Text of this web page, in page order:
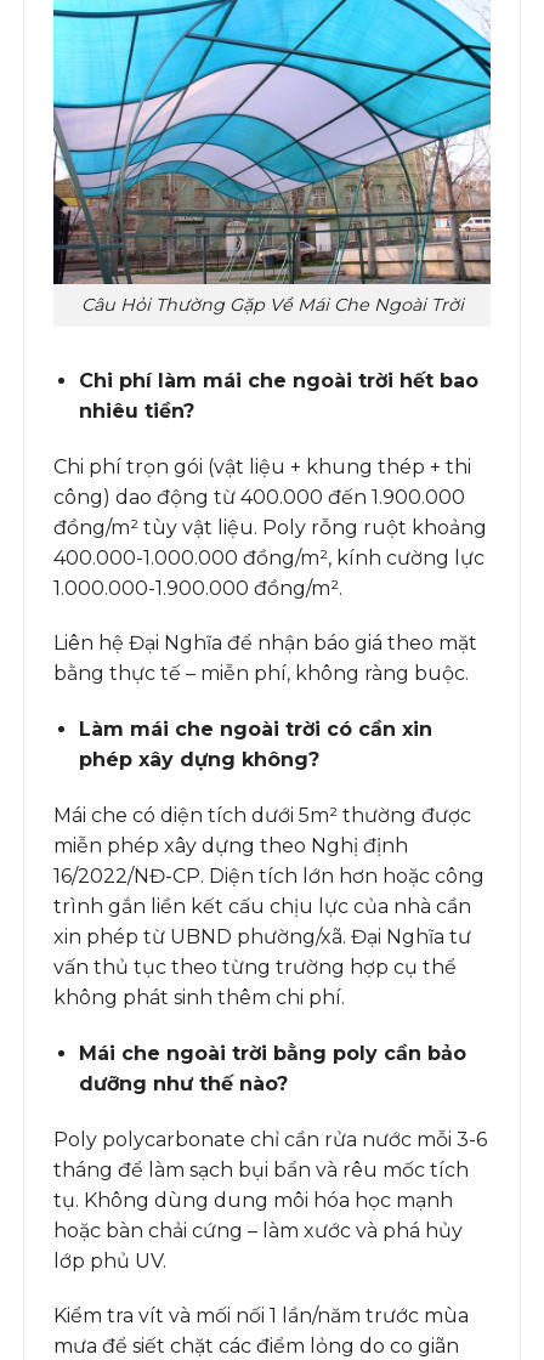
Câu Hỏi Thường Gặp Về Mái Che Ngoài Trời
Chi phí làm mái che ngoài trời hết bao
nhiêu tiền?
Chi phí trọn gói (vật liệu + khung thép + thi
công) dao động từ 400.000 đến 1.900.000
đồng/m² tùy vật liệu. Poly rỗng ruột khoảng
400.000-1.000.000 đồng/m², kính cường lực
1.000.000-1.900.000 đồng/m².
Liên hệ Đại Nghĩa để nhận báo giá theo mặt
bằng thực tế – miễn phí, không ràng buộc.
Làm mái che ngoài trời có cần xin
phép xây dựng không?
Mái che có diện tích dưới 5m² thường được
miễn phép xây dựng theo Nghị định
16/2022/NĐ-CP. Diện tích lớn hơn hoặc công
trình gắn liền kết cấu chịu lực của nhà cần
xin phép từ UBND phường/xã. Đại Nghĩa tư
vấn thủ tục theo từng trường hợp cụ thể
không phát sinh thêm chi phí.
Mái che ngoài trời bằng poly cần bảo
dưỡng như thế nào?
Poly polycarbonate chỉ cần rửa nước mỗi 3-6
tháng để làm sạch bụi bẩn và rêu mốc tích
tụ. Không dùng dung môi hóa học mạnh
hoặc bàn chải cứng – làm xước và phá hủy
lớp phủ UV.
Kiểm tra vít và mối nối 1 lần/năm trước mùa
mưa để siết chặt các điểm lỏng do co giãn